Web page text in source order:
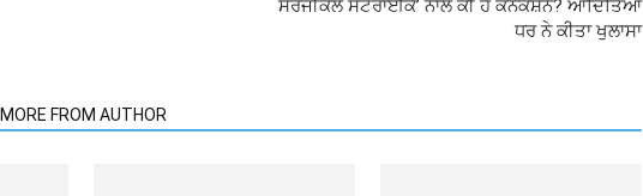
ਸਰਜੀਕਲ ਸਟਰਾਈਕ’ ਨਾਲ ਕੀ ਹੈ ਕਨੈਕਸ਼ਨ? ਆਦਿਤਿਆ
ਧਰ ਨੇ ਕੀਤਾ ਖੁਲਾਸਾ
MORE FROM AUTHOR